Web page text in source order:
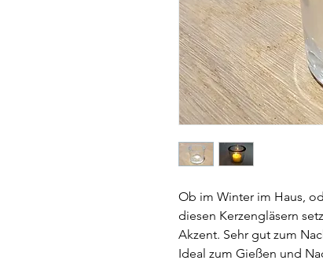
Ob im Winter im Haus,
diesen Kerzengläsern
Akzent. Sehr gut zum
Ideal zum Gießen und